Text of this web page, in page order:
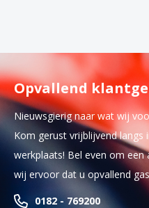
Opvallend
Nieuwsgierig naar wat wij
Kom gerust vrijblijvend langs
werkplaats! Bel even om
wij ervoor dat u opvallend
0182 - 769200